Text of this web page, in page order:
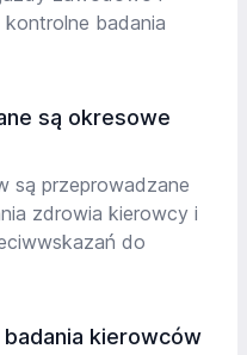
kontrolne badania
są okresowe
są przeprowadzane
zdrowia kierowcy i
do
kierowców